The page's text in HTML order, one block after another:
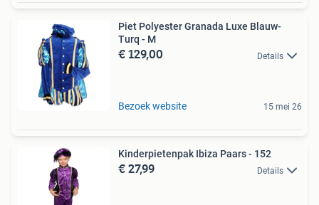
Piet Polyester Granada Luxe Blauw-
Turq - M
€ 129,00 Details
Bezoek website 15 mei 26
Kinderpietenpak Ibiza Paars - 152
€ 27,99 Details